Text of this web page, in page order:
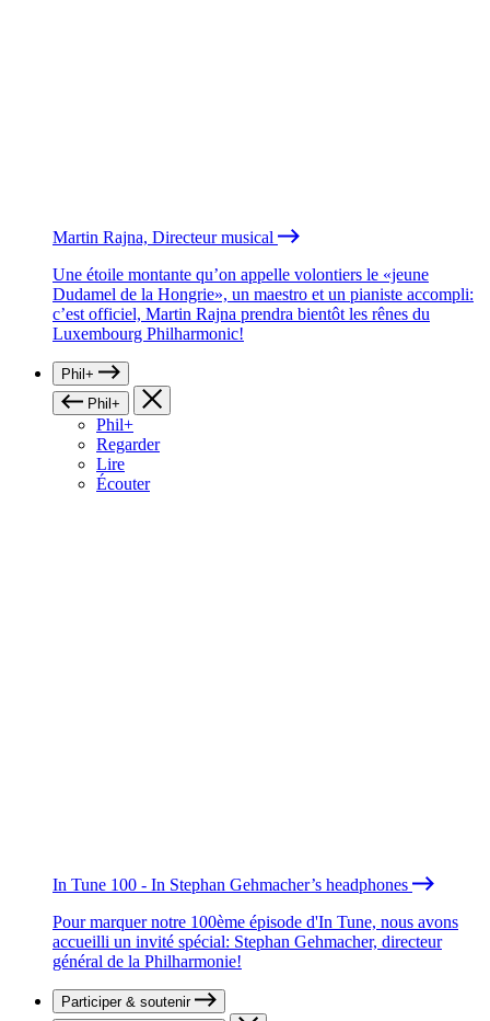
Martin Rajna, Directeur musical
Une étoile montante qu’on appelle volontiers le «jeune
Dudamel de la Hongrie», un maestro et un pianiste accompli:
c’est officiel, Martin Rajna prendra bientôt les rênes du
Luxembourg Philharmonic!
Phil+
Phil+
Phil+
Regarder
Lire
Écouter
In Tune 100 - In Stephan Gehmacher’s headphones
Pour marquer notre 100ème épisode d'In Tune, nous avons
accueilli un invité spécial: Stephan Gehmacher, directeur
général de la Philharmonie!
Participer & soutenir